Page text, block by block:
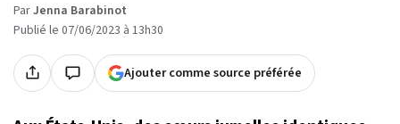
ParJenna Barabinot
Publié le 07/06/2023 à 13h30
Ajouter comme source préférée